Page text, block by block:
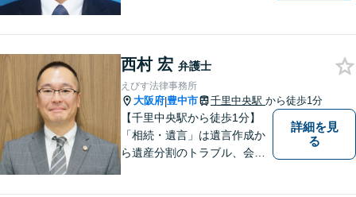
やWEB相談もございますので
お気軽にお問合せください】
西村 宏 弁護士
えびす法律事務所
大阪府|豊中市 千里中央駅 から徒歩1分
【千里中央駅から徒歩1分】
「相続・遺言」は遺言作成か
ら遺産分割のトラブル、会社
詳細を見
る